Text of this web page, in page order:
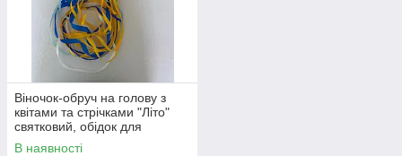
Віночок-обруч на голову з
квітами та стрічками "Літо"
святковий, обідок для
волосся хенд мейд
В наявності